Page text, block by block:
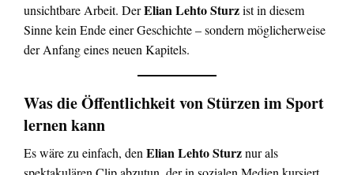
unsichtbare Arbeit. DerElian Lehto Sturzist in diesem
Sinne kein Ende einer Geschichte – sondern möglicherweise
der Anfang eines neuen Kapitels.
Was die Öffentlichkeit von Stürzen im Sport
lernen kann
Es wäre zu einfach, denElian Lehto Sturznur als